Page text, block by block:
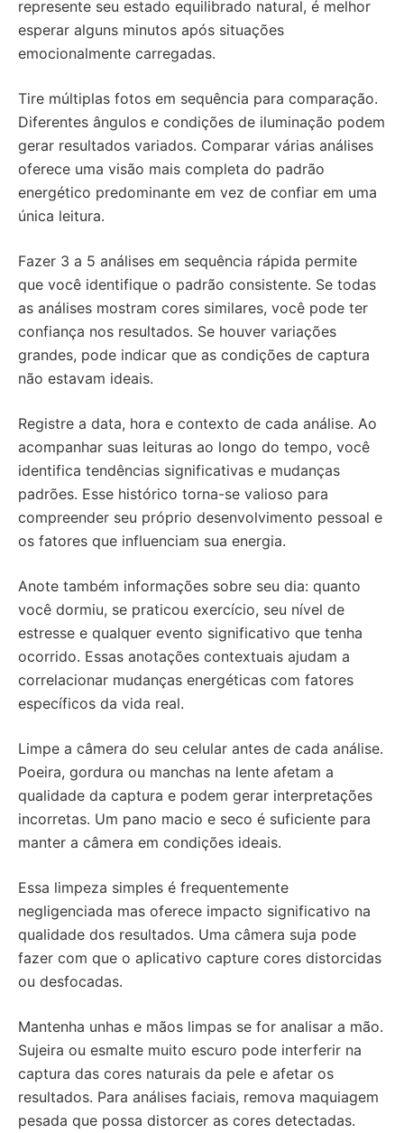
represente seu estado equilibrado natural, é melhor
esperar alguns minutos após situações
emocionalmente carregadas.
Tire múltiplas fotos em sequência para comparação.
Diferentes ângulos e condições de iluminação podem
gerar resultados variados. Comparar várias análises
oferece uma visão mais completa do padrão
energético predominante em vez de confiar em uma
única leitura.
Fazer 3 a 5 análises em sequência rápida permite
que você identifique o padrão consistente. Se todas
as análises mostram cores similares, você pode ter
confiança nos resultados. Se houver variações
grandes, pode indicar que as condições de captura
não estavam ideais.
Registre a data, hora e contexto de cada análise. Ao
acompanhar suas leituras ao longo do tempo, você
identifica tendências significativas e mudanças
padrões. Esse histórico torna-se valioso para
compreender seu próprio desenvolvimento pessoal e
os fatores que influenciam sua energia.
Anote também informações sobre seu dia: quanto
você dormiu, se praticou exercício, seu nível de
estresse e qualquer evento significativo que tenha
ocorrido. Essas anotações contextuais ajudam a
correlacionar mudanças energéticas com fatores
específicos da vida real.
Limpe a câmera do seu celular antes de cada análise.
Poeira, gordura ou manchas na lente afetam a
qualidade da captura e podem gerar interpretações
incorretas. Um pano macio e seco é suficiente para
manter a câmera em condições ideais.
Essa limpeza simples é frequentemente
negligenciada mas oferece impacto significativo na
qualidade dos resultados. Uma câmera suja pode
fazer com que o aplicativo capture cores distorcidas
ou desfocadas.
Mantenha unhas e mãos limpas se for analisar a mão.
Sujeira ou esmalte muito escuro pode interferir na
captura das cores naturais da pele e afetar os
resultados. Para análises faciais, remova maquiagem
pesada que possa distorcer as cores detectadas.